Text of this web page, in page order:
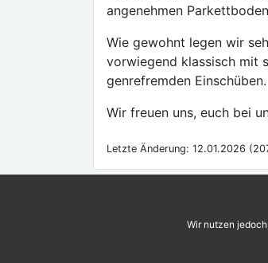
angenehmen
Wie gewohnt legen wir
vorwiegend klassisch mit
genrefremden Einschüben.
Wir freuen uns, euch bei
Letzte Änderung: 12.01.2026
Wir nutzen